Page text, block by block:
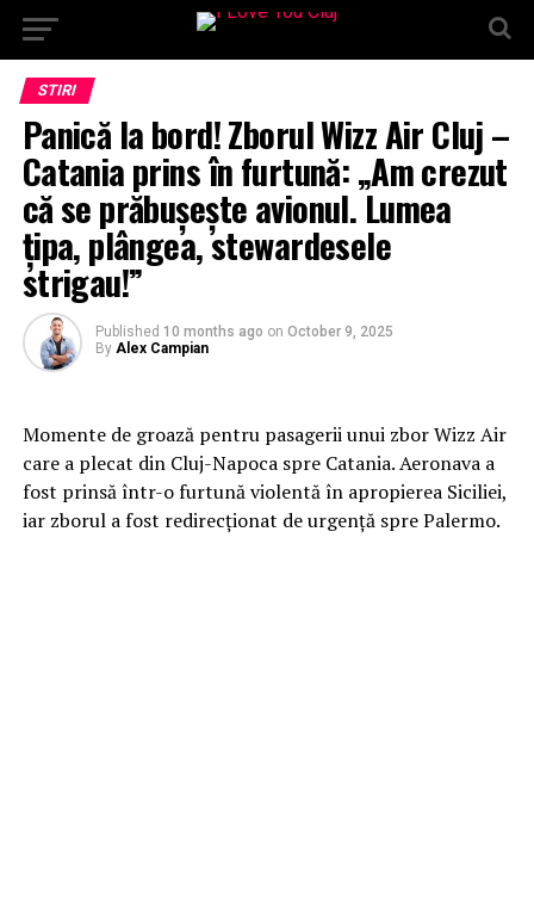
STIRI
Panică la bord! Zborul Wizz Air Cluj –
Catania prins în furtună: „Am crezut
că se prăbușește avionul. Lumea
țipa, plângea, stewardesele
strigau!”
Published 10 months ago on October 9, 2025
By Alex Campian
Momente de groază pentru pasagerii unui zbor Wizz Air
care a plecat din Cluj-Napoca spre Catania. Aeronava a
fost prinsă într-o furtună violentă în apropierea Siciliei,
iar zborul a fost redirecționat de urgență spre Palermo.